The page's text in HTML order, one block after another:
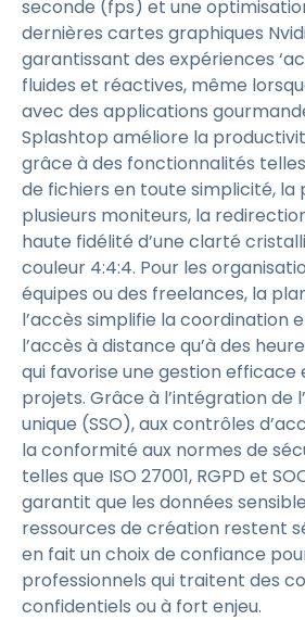
seconde (fps) et une
dernières cartes graphiques
garantissant des expériences
fluides et réactives, même
avec des applications
Splashtop améliore la
grâce à des fonctionnalités
de fichiers en toute simplicité, la
plusieurs moniteurs, la
haute fidélité d’une clarté
couleur 4:4:4. Pour les
équipes ou des freelances, la
l’accès simplifie la coordination
l’accès à distance qu’à des
qui favorise une gestion efficace
projets. Grâce à l’intégration de
unique (SSO), aux contrôles
la conformité aux normes de
telles que ISO 27001, RGPD et
garantit que les données
ressources de création restent
en fait un choix de confiance
professionnels qui traitent des
confidentiels ou à fort enjeu.